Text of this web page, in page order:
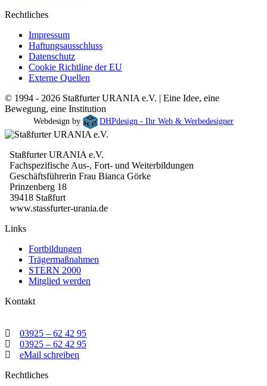
Rechtliches
Impressum
Haftungsausschluss
Datenschutz
Cookie Richtline der EU
Externe Quellen
© 1994 - 2026 Staßfurter URANIA e.V. | Eine Idee, eine
Bewegung, eine Institution
Webdesign by DHPdesign - Ihr Web & Werbedesigner
Staßfurter URANIA e.V.
Fachspezifische Aus-, Fort- und Weiterbildungen
Geschäftsführerin Frau Bianca Görke
Prinzenberg 18
39418 Staßfurt
www.stassfurter-urania.de
Links
Fortbildungen
Trägermaßnahmen
STERN 2000
Mitglied werden
Kontakt
03925 – 62 42 95
03925 – 62 42 95
eMail schreiben
Rechtliches